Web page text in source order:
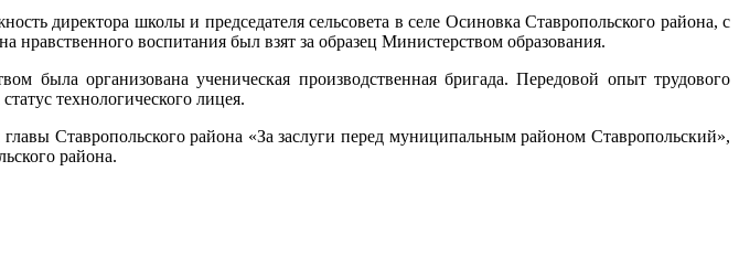
директора школы и председателя сельсовета в селе Осиновка Ставропольского района, с
нравственного воспитания был взят за образец Министерством образования.
была организована ученическая производственная бригада. Передовой опыт трудового
технологического лицея.
Ставропольского района «За заслуги перед муниципальным районом Ставропольский»,
района.